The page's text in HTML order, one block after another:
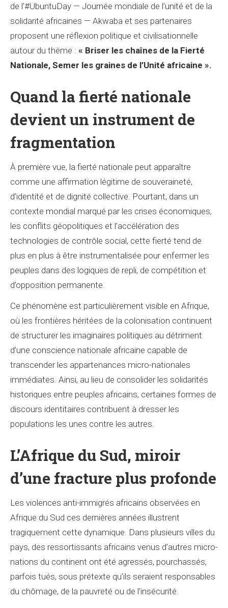
de l’#UbuntuDay — Journée mondiale de l’unité et de la
solidarité africaines — Akwaba et ses partenaires
proposent une réflexion politique et civilisationnelle
autour du thème : « Briser les chaînes de la Fierté
Nationale, Semer les graines de l’Unité africaine ».
Quand la fierté nationale
devient un instrument de
fragmentation
À première vue, la fierté nationale peut apparaître
comme une affirmation légitime de souveraineté,
d’identité et de dignité collective. Pourtant, dans un
contexte mondial marqué par les crises économiques,
les conflits géopolitiques et l’accélération des
technologies de contrôle social, cette fierté tend de
plus en plus à être instrumentalisée pour enfermer les
peuples dans des logiques de repli, de compétition et
d’opposition permanente.
Ce phénomène est particulièrement visible en Afrique,
où les frontières héritées de la colonisation continuent
de structurer les imaginaires politiques au détriment
d’une conscience nationale africaine capable de
transcender les appartenances micro-nationales
immédiates. Ainsi, au lieu de consolider les solidarités
historiques entre peuples africains, certaines formes de
discours identitaires contribuent à dresser les
populations les unes contre les autres.
L’Afrique du Sud, miroir
d’une fracture plus profonde
Les violences anti-immigrés africains observées en
Afrique du Sud ces dernières années illustrent
tragiquement cette dynamique. Dans plusieurs villes du
pays, des ressortissants africains venus d’autres micro-
nations du continent ont été agressés, pourchassés,
parfois tués, sous prétexte qu’ils seraient responsables
du chômage, de la pauvreté ou de l’insécurité.